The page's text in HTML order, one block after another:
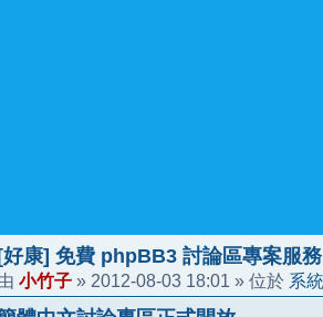
[好康] 免費 phpBB3 討論區專案服務
小竹子 » 2012-08-03 18:01 » 位於 系